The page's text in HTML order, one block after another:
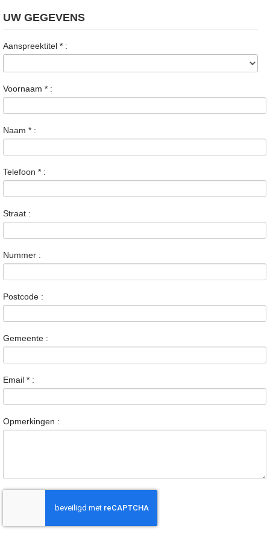
UW GEGEVENS
Aanspreektitel * :
Voornaam * :
Naam * :
Telefoon * :
Straat :
Nummer :
Postcode :
Gemeente :
Email * :
Opmerkingen :